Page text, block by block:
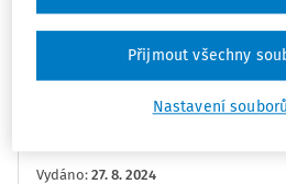
Informace Přepis
Vydáno: 27. 8. 2024
Nastavení
Přijmout všechny